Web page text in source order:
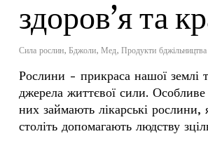
здоров’я та
Сила рослин, Бджоли, Мед, Продукти бджільництва
Рослини - прикраса нашої землі
джерела життєвої сили. Особливе
них займають лікарські рослини,
століть допомагають людству